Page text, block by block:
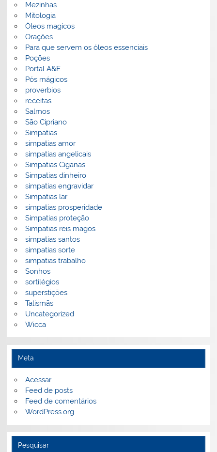
Mezinhas
Mitologia
Óleos magicos
Orações
Para que servem os óleos essenciais
Poções
Portal A&E
Pós mágicos
proverbios
receitas
Salmos
São Cipriano
Simpatias
simpatias amor
simpatias angelicais
Simpatias Ciganas
Simpatias dinheiro
simpatias engravidar
Simpatias lar
simpatias prosperidade
Simpatias proteção
Simpatias reis magos
simpatias santos
simpatias sorte
simpatias trabalho
Sonhos
sortilégios
superstições
Talismãs
Uncategorized
Wicca
Meta
Acessar
Feed de posts
Feed de comentários
WordPress.org
Pesquisar